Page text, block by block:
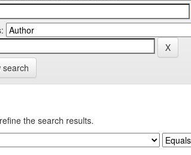
search
the search results.